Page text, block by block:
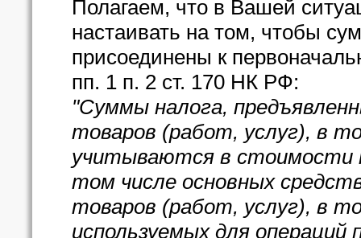
Полагаем, что в Вашей
настаивать на том, чтобы
присоединены к
пп. 1 п. 2 ст. 170 НК РФ:
"Суммы налога,
товаров (работ, услуг), в
учитываются в стоимости
том числе основных
товаров (работ, услуг), в
используемых для операций